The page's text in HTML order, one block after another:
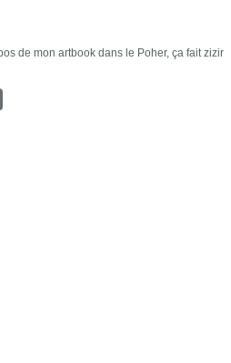
de mon artbook dans le Poher, ça fait zizir